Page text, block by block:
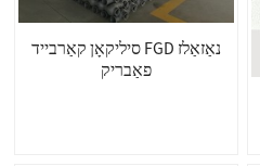
סיליקאָן קאַרבייד FGD נאַזאַלז
פאַבריק